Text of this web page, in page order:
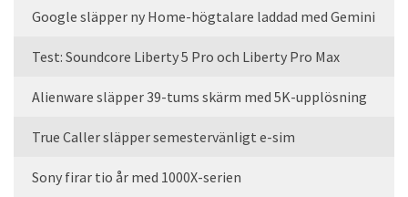
Google släpper ny Home-högtalare laddad med Gemini
Test: Soundcore Liberty 5 Pro och Liberty Pro Max
Alienware släpper 39-tums skärm med 5K-upplösning
True Caller släpper semestervänligt e-sim
Sony firar tio år med 1000X-serien